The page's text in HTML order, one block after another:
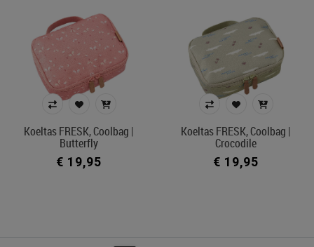
Koeltas FRESK, Coolbag |
Butterfly
€ 19,95
Koeltas FRESK, Coolbag |
Crocodile
€ 19,95